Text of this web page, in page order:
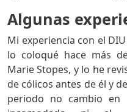
Algunas
Mi experiencia con el
lo coloqué hace más
Marie Stopes, y lo he
de cólicos antes de él y
periodo no cambio